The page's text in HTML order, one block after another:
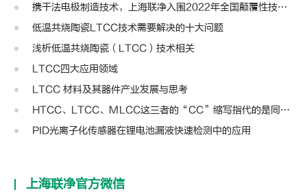
携干法电极制造技术，上海联净入围2022年全国颠覆性技术创新大赛
低温共烧陶瓷LTCC技术需要解决的十大问题
浅析低温共烧陶瓷（LTCC）技术相关
LTCC四大应用领域
LTCC 材料及其器件产业发展与思考
HTCC、LTCC、MLCC这三者的“CC”缩写指代的是同一种含义不？
PID光离子化传感器在锂电池漏液快速检测中的应用
上海联净官方微信